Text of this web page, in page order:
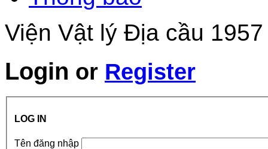
Viện Vật lý Địa cầu
Login or Register
LOG IN
Tên đăng nhập